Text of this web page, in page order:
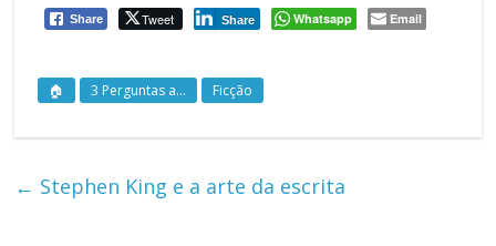
Share Tweet Share Whatsapp Email
🏠 3 Perguntas a... Ficção
← Stephen King e a arte da escrita